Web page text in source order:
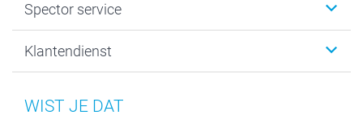
Fotoboeken
Fotoprints, Fotoposter & Fotoalbum met fotoprints
Fotokaders, Decoratie en Snoepjes
Sitemap
Privacybeleid
Spector service
smartbonus
Mijn orderstatus
Klantendienst
WIST JE DAT